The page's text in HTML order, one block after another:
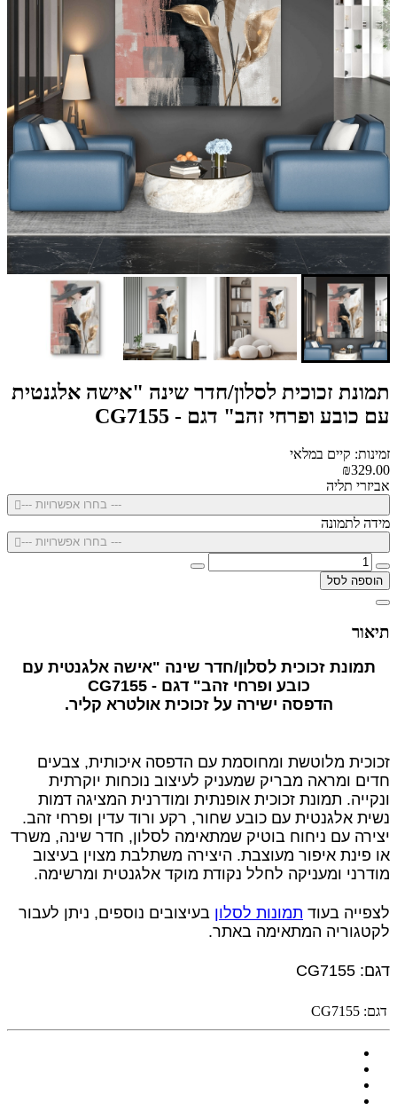
תמונת זכוכית לסלון/חדר שינה "אישה אלגנטית
עם כובע ופרחי זהב" דגם - CG7155
זמינות: קיים במלאי
₪329.00
אביזרי תליה
--- בחרו אפשרויות ---
מידה לתמונה
--- בחרו אפשרויות ---
הוספה לסל
תיאור
תמונת זכוכית לסלון/חדר שינה "אישה אלגנטית עם
כובע ופרחי זהב" דגם - CG7155
הדפסה ישירה על זכוכית אולטרא קליר.
זכוכית מלוטשת ומחוסמת עם הדפסה איכותית, צבעים
חדים ומראה מבריק שמעניק לעיצוב נוכחות יוקרתית
ונקייה. תמונת זכוכית אופנתית ומודרנית המציגה דמות
נשית אלגנטית עם כובע שחור, רקע ורוד עדין ופרחי זהב.
יצירה עם ניחוח בוטיק שמתאימה לסלון, חדר שינה, משרד
או פינת איפור מעוצבת. היצירה משתלבת מצוין בעיצוב
מודרני ומעניקה לחלל נקודת מוקד אלגנטית ומרשימה.
לצפייה בעוד תמונות לסלון בעיצובים נוספים, ניתן לעבור
לקטגוריה המתאימה באתר.
דגם: CG7155
דגם: CG7155